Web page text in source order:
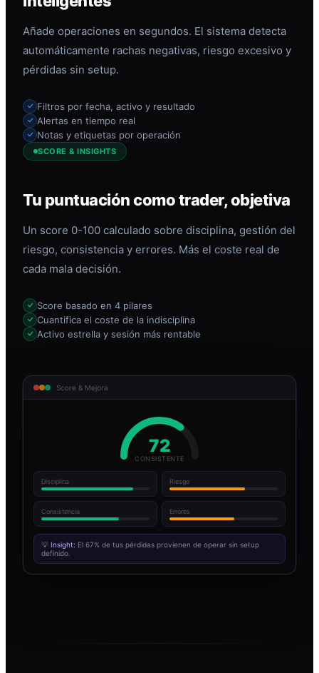
Añade operaciones en segundos. El sistema detecta
automáticamente rachas negativas, riesgo excesivo y
pérdidas sin setup.
Filtros por fecha, activo y resultado
Alertas en tiempo real
Notas y etiquetas por operación
SCORE & INSIGHTS
Tu puntuación como trader, objetiva
Un score 0-100 calculado sobre disciplina, gestión del
riesgo, consistencia y errores. Más el coste real de
cada mala decisión.
Score basado en 4 pilares
Cuantifica el coste de la indisciplina
Activo estrella y sesión más rentable
Score & Mejora
72
CONSISTENTE
Disciplina Riesgo
Consistencia Errores
💡 Insight: El 67% de tus pérdidas provienen de operar sin setup
definido.